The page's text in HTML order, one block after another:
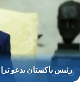
ترامب